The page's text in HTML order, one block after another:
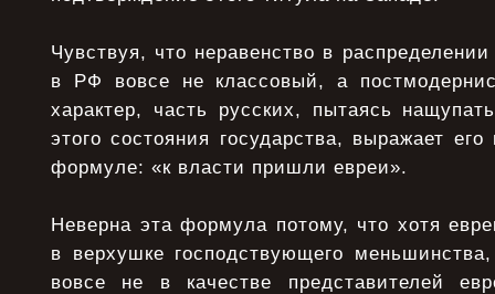
Чувствуя, что неравенство в
в РФ вовсе не классовый, а
характер, часть русских, пытаясь
этого состояния государства, выражает
формуле: «к власти пришли евреи».
Неверна эта формула потому, что хотя
в верхушке господствующего
вовсе не в качестве представителей